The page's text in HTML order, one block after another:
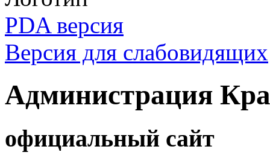
PDA версия
Версия для слабовидящих
Администрация
официальный сайт